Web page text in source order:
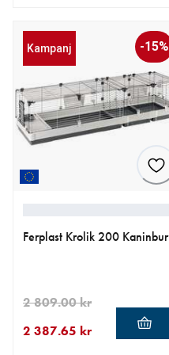
Kampanj -15%
Ferplast Krolik 200 Kaninbur
2 387.65 kr
2 809.00 kr